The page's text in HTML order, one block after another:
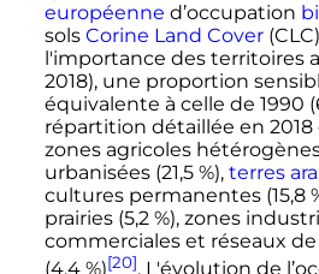
européenne d’occupation
sols Corine Land Cover
l'importance des territoires
2018), une proportion
équivalente à celle de 1990
répartition détaillée en 2018
zones agricoles
urbanisées (21,5 %), terres
cultures permanentes (15,8
prairies (5,2 %), zones
commerciales et réseaux
(4,4 %)[20]. L'évolution de